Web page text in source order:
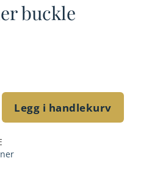
buckle
ScrollLegg i handlekurv